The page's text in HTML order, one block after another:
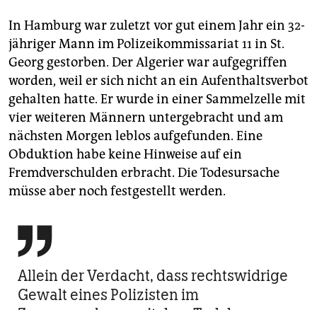
In Hamburg war zuletzt vor gut einem Jahr ein 32-
jähriger Mann im Polizeikommissariat 11 in St.
Georg gestorben. Der Algerier war aufgegriffen
worden, weil er sich nicht an ein Aufenthaltsverbot
gehalten hatte. Er wurde in einer Sammelzelle mit
vier weiteren Männern untergebracht und am
nächsten Morgen leblos aufgefunden. Eine
Obduktion habe keine Hinweise auf ein
Fremdverschulden erbracht. Die Todesursache
müsse aber noch festgestellt werden.

Allein der Verdacht, dass rechtswidrige
Gewalt eines Polizisten im